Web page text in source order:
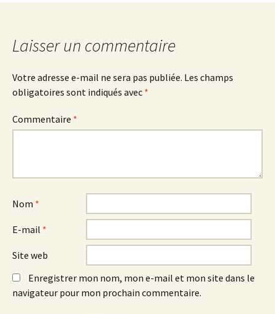
articles
Laisser un commentaire
Votre adresse e-mail ne sera pas publiée. Les champs
obligatoires sont indiqués avec *
Commentaire *
Nom *
E-mail *
Site web
Enregistrer mon nom, mon e-mail et mon site dans le
navigateur pour mon prochain commentaire.